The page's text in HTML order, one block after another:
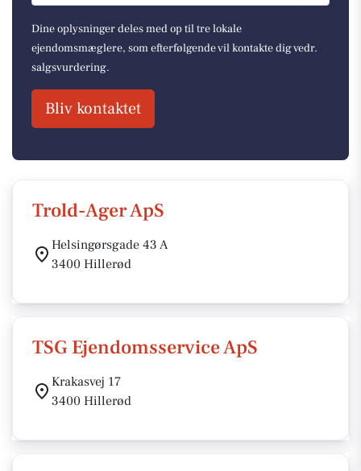
Dine oplysninger deles med op til tre lokale
ejendomsmæglere, som efterfølgende vil kontakte dig vedr.
salgsvurdering.
Bliv kontaktet
Trold-Ager ApS
Helsingørsgade 43 A
3400 Hillerød
TSG Ejendomsservice ApS
Krakasvej 17
3400 Hillerød